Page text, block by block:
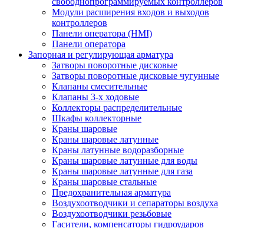
Модули расширения входов и выходов
контроллеров
Панели оператора (HMI)
Панели оператора
Запорная и регулирующая арматура
Затворы поворотные дисковые
Затворы поворотные дисковые чугунные
Клапаны смесительные
Клапаны 3-х ходовые
Коллекторы распределительные
Шкафы коллекторные
Краны шаровые
Краны шаровые латунные
Краны латунные водоразборные
Краны шаровые латунные для воды
Краны шаровые латунные для газа
Краны шаровые стальные
Предохранительная арматура
Воздухоотводчики и сепараторы воздуха
Воздухоотводчики резьбовые
Гасители, компенсаторы гидроударов